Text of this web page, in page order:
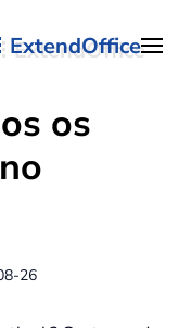
ExtendOffice
os
26